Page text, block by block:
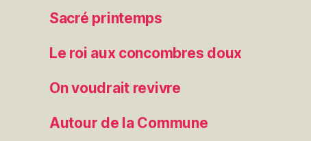
Sacré printemps
Le roi aux concombres doux
On voudrait revivre
Autour de la Commune